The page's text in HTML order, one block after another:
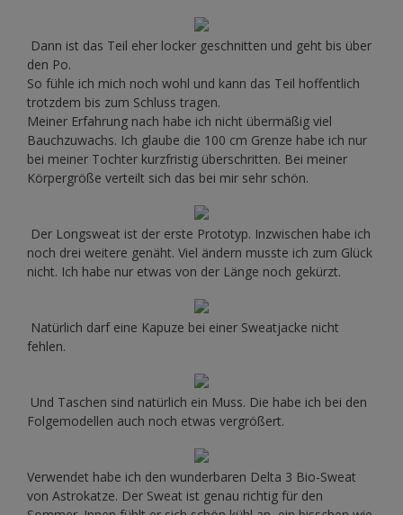
Dann ist das Teil eher locker geschnitten und geht bis über
den Po.
So fühle ich mich noch wohl und kann das Teil hoffentlich
trotzdem bis zum Schluss tragen.
Meiner Erfahrung nach habe ich nicht übermäßig viel
Bauchzuwachs. Ich glaube die 100 cm Grenze habe ich nur
bei meiner Tochter kurzfristig überschritten. Bei meiner
Körpergröße verteilt sich das bei mir sehr schön.
Der Longsweat ist der erste Prototyp. Inzwischen habe ich
noch drei weitere genäht. Viel ändern musste ich zum Glück
nicht. Ich habe nur etwas von der Länge noch gekürzt.
Natürlich darf eine Kapuze bei einer Sweatjacke nicht
fehlen.
Und Taschen sind natürlich ein Muss. Die habe ich bei den
Folgemodellen auch noch etwas vergrößert.
Verwendet habe ich den wunderbaren Delta 3 Bio-Sweat
von Astrokatze. Der Sweat ist genau richtig für den